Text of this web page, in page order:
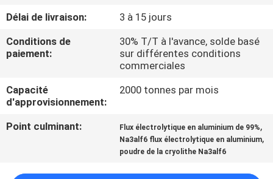
CONTRÔLE
DE
QUALITÉ
Délai de livraison:
3 à 15 jours
Conditions de
paiement:
30% T/T à l'avance, solde basé
sur différentes conditions
commerciales
Capacité
d'approvisionnement:
2000 tonnes par mois
Point culminant: Flux électrolytique en aluminium de 99%,
Na3alf6 flux électrolytique en aluminium,
poudre de la cryolithe Na3alf6